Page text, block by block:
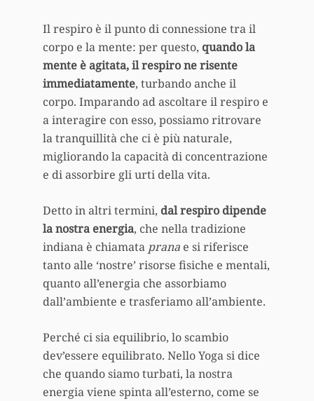
Il respiro è il punto di connessione tra il
corpo e la mente: per questo, quando la
mente è agitata, il respiro ne risente
immediatamente, turbando anche il
corpo. Imparando ad ascoltare il respiro e
a interagire con esso, possiamo ritrovare
la tranquillità che ci è più naturale,
migliorando la capacità di concentrazione
e di assorbire gli urti della vita.
Detto in altri termini, dal respiro dipende
la nostra energia, che nella tradizione
indiana è chiamata prana e si riferisce
tanto alle ‘nostre’ risorse fisiche e mentali,
quanto all’energia che assorbiamo
dall’ambiente e trasferiamo all’ambiente.
Perché ci sia equilibrio, lo scambio
dev’essere equilibrato. Nello Yoga si dice
che quando siamo turbati, la nostra
energia viene spinta all’esterno, come se